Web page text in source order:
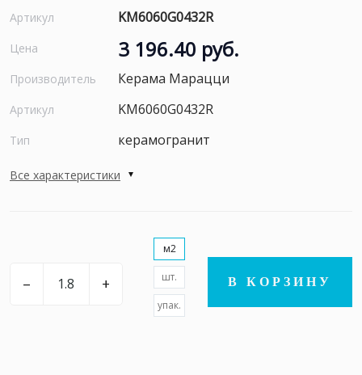
Артикул KM6060G0432R
Цена 3 196.40 руб.
Производитель Керама Марацци
Артикул KM6060G0432R
Тип керамогранит
Все характеристики
– +
м2
шт.
упак.
В КОРЗИНУ